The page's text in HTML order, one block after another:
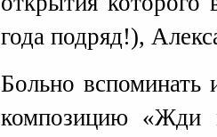
года подряд!),
Больно
композицию «Жди